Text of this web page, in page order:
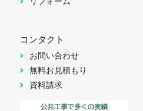
コンタクト
お問い合わせ
無料お見積もり
資料請求